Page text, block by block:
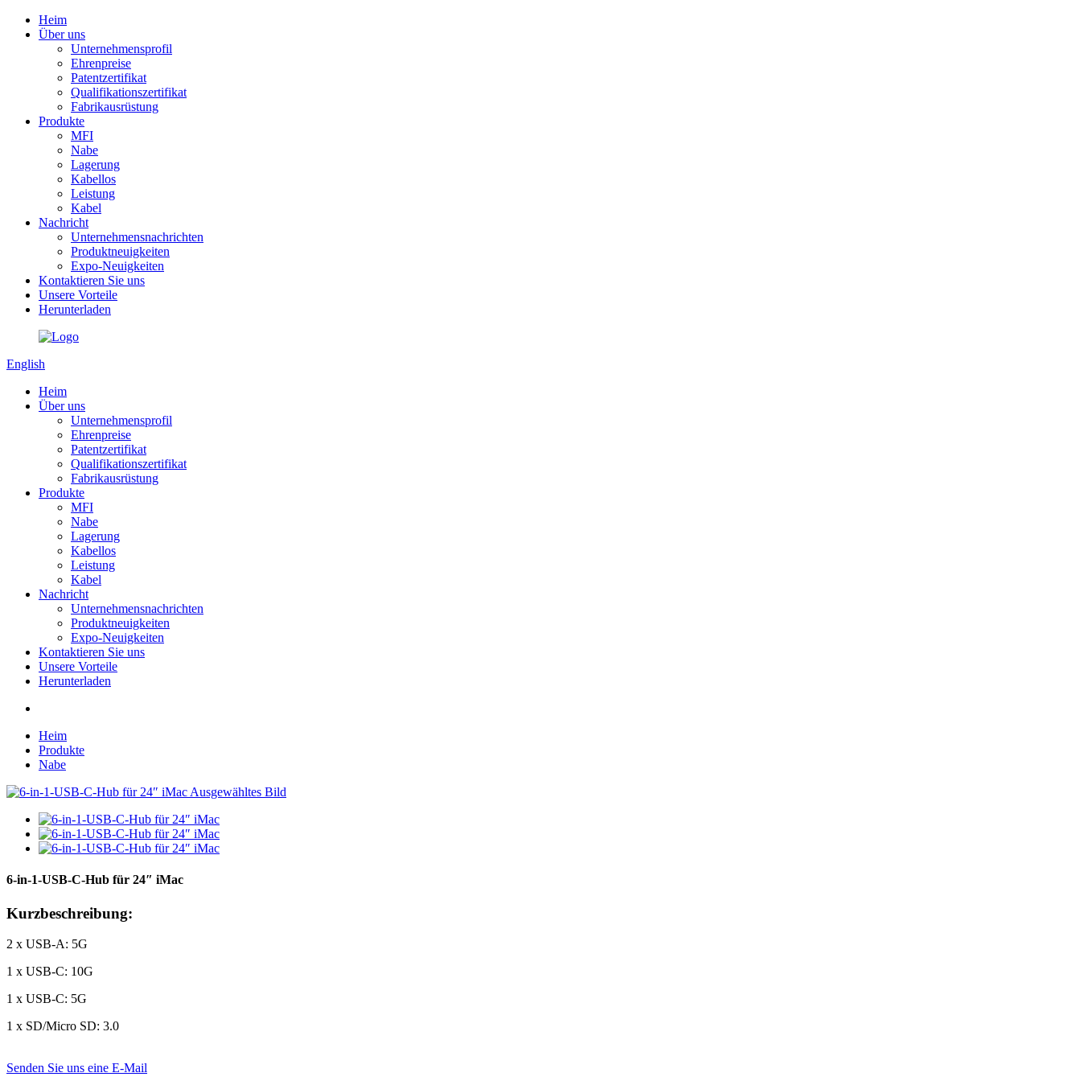
Heim
Über uns
Unternehmensprofil
Ehrenpreise
Patentzertifikat
Qualifikationszertifikat
Fabrikausrüstung
Produkte
MFI
Nabe
Lagerung
Kabellos
Leistung
Kabel
Nachricht
Unternehmensnachrichten
Produktneuigkeiten
Expo-Neuigkeiten
Kontaktieren Sie uns
Unsere Vorteile
Herunterladen
English
Heim
Über uns
Unternehmensprofil
Ehrenpreise
Patentzertifikat
Qualifikationszertifikat
Fabrikausrüstung
Produkte
MFI
Nabe
Lagerung
Kabellos
Leistung
Kabel
Nachricht
Unternehmensnachrichten
Produktneuigkeiten
Expo-Neuigkeiten
Kontaktieren Sie uns
Unsere Vorteile
Herunterladen
Heim
Produkte
Nabe
6-in-1-USB-C-Hub für 24″ iMac
Kurzbeschreibung:
2 x USB-A: 5G
1 x USB-C: 10G
1 x USB-C: 5G
1 x SD/Micro SD: 3.0
Senden Sie uns eine E-Mail